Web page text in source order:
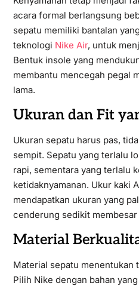
acara formal berlangsung
sepatu memiliki bantalan
teknologi Nike Air, untuk
Bentuk insole yang
membantu mencegah pegal
lama.
Ukuran dan Fit
Ukuran sepatu harus pas,
sempit. Sepatu yang terlalu
rapi, sementara yang terlalu
ketidaknyamanan. Ukur kaki
mendapatkan ukuran yang
cenderung sedikit membesar
Material
Material sepatu menentukan
Pilih Nike dengan bahan